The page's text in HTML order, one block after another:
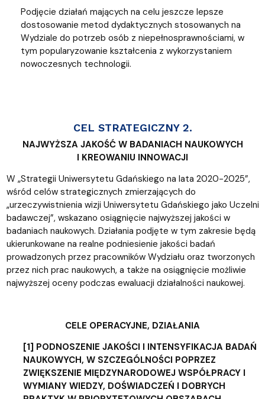
Podjęcie działań mających na celu jeszcze lepsze
dostosowanie metod dydaktycznych stosowanych na
Wydziale do potrzeb osób z niepełnosprawnościami, w
tym popularyzowanie kształcenia z wykorzystaniem
nowoczesnych technologii.
CEL STRATEGICZNY 2.
NAJWYŻSZA JAKOŚĆ W BADANIACH NAUKOWYCH
I KREOWANIU INNOWACJI
W „Strategii Uniwersytetu Gdańskiego na lata 2020-2025”,
wśród celów strategicznych zmierzających do
„urzeczywistnienia wizji Uniwersytetu Gdańskiego jako Uczelni
badawczej”, wskazano osiągnięcie najwyższej jakości w
badaniach naukowych. Działania podjęte w tym zakresie będą
ukierunkowane na realne podniesienie jakości badań
prowadzonych przez pracowników Wydziału oraz tworzonych
przez nich prac naukowych, a także na osiągnięcie możliwie
najwyższej oceny podczas ewaluacji działalności naukowej.
CELE OPERACYJNE, DZIAŁANIA
[1] PODNOSZENIE JAKOŚCI I INTENSYFIKACJA BADAŃ
NAUKOWYCH, W SZCZEGÓLNOŚCI POPRZEZ
ZWIĘKSZENIE MIĘDZYNARODOWEJ WSPÓŁPRACY I
WYMIANY WIEDZY, DOŚWIADCZEŃ I DOBRYCH